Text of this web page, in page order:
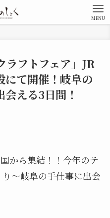
MENU
ラフトフェア」JR
にて開催！岐阜の
える3日間！
から集結！！今年のテ
～岐阜の手仕事に出会